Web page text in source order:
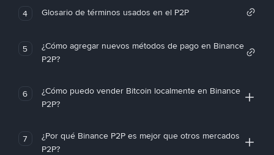
4 Glosario de términos usados en el P2P
5
¿Cómo agregar nuevos métodos de pago en Binance
P2P?
6
¿Cómo puedo vender Bitcoin localmente en Binance
P2P?
7
¿Por qué Binance P2P es mejor que otros mercados
P2P?